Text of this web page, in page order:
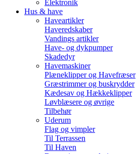
Elektronik
Hus & have
Haveartikler
Haveredskaber
Vandings artikler
Have- og dykpumper
Skadedyr
Havemaskiner
Plæneklipper og Havefræser
Græstrimmer og buskrydder
Kædesav og Hækkeklipper
Løvblæsere og øvrige
Tilbehør
Uderum
Flag og vimpler
Til Terrassen
Til Haven